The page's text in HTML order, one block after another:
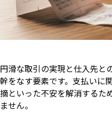
円滑な取引の実現と仕入先と
幹をなす要素です。支払いに
摘といった不安を解消するた
ません。